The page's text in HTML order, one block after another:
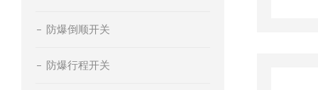
防爆倒顺开关
防爆行程开关